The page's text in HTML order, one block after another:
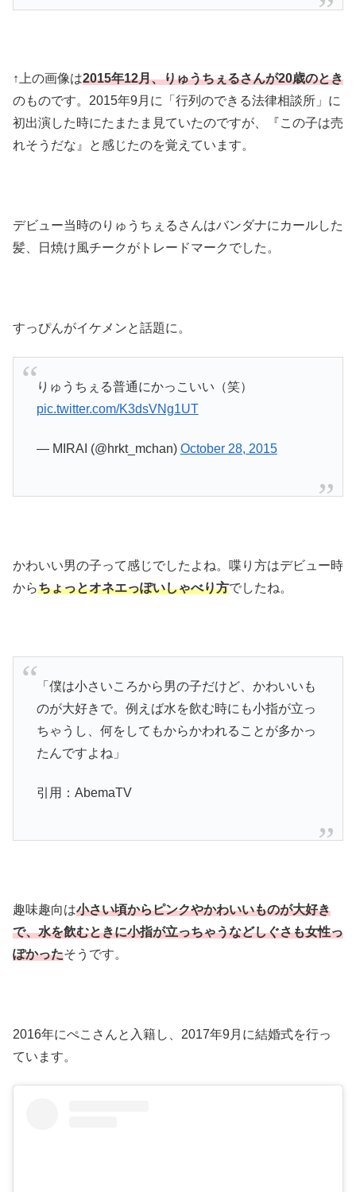
↑上の画像は2015年12月、りゅうちぇるさんが20歳のとき
のものです。2015年9月に「行列のできる法律相談所」に
初出演した時にたまたま見ていたのですが、『この子は売
れそうだな』と感じたのを覚えています。
デビュー当時のりゅうちぇるさんはバンダナにカールした
髪、日焼け風チークがトレードマークでした。
すっぴんがイケメンと話題に。
りゅうちぇる普通にかっこいい（笑）
pic.twitter.com/K3dsVNg1UT
— MIRAI (@hrkt_mchan) October 28, 2015
かわいい男の子って感じでしたよね。喋り方はデビュー時
からちょっとオネエっぽいしゃべり方でしたね。
「僕は小さいころから男の子だけど、かわいいも
のが大好きで。例えば水を飲む時にも小指が立っ
ちゃうし、何をしてもからかわれることが多かっ
たんですよね」
引用：AbemaTV
趣味趣向は小さい頃からピンクやかわいいものが大好き
で、水を飲むときに小指が立っちゃうなどしぐさも女性っ
ぽかったそうです。
2016年にぺこさんと入籍し、2017年9月に結婚式を行っ
ています。